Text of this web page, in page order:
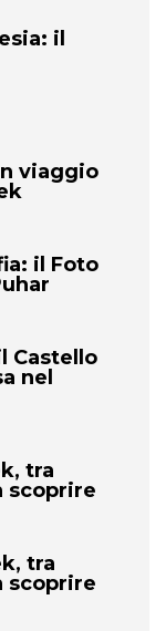
il
viaggio
il Foto
Castello
nel
tra
scoprire
tra
scoprire